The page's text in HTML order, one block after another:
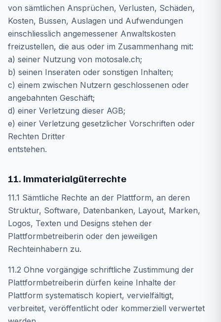
von sämtlichen Ansprüchen, Verlusten, Schäden,
Kosten, Bussen, Auslagen und Aufwendungen
einschliesslich angemessener Anwaltskosten
freizustellen, die aus oder im Zusammenhang mit:
a) seiner Nutzung von motosale.ch;
b) seinen Inseraten oder sonstigen Inhalten;
c) einem zwischen Nutzern geschlossenen oder
angebahnten Geschäft;
d) einer Verletzung dieser AGB;
e) einer Verletzung gesetzlicher Vorschriften oder
Rechten Dritter
entstehen.
11. Immaterialgüterrechte
11.1 Sämtliche Rechte an der Plattform, an deren
Struktur, Software, Datenbanken, Layout, Marken,
Logos, Texten und Designs stehen der
Plattformbetreiberin oder den jeweiligen
Rechteinhabern zu.
11.2 Ohne vorgängige schriftliche Zustimmung der
Plattformbetreiberin dürfen keine Inhalte der
Plattform systematisch kopiert, vervielfältigt,
verbreitet, veröffentlicht oder kommerziell verwertet